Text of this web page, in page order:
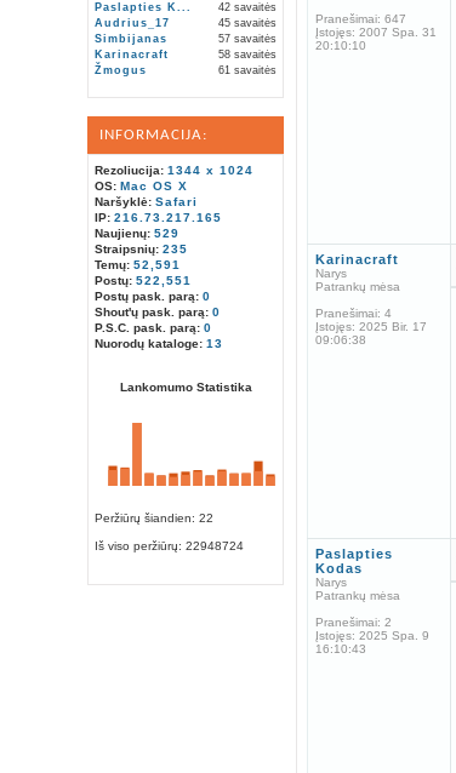
Paslapties K...
42 savaitės
Audrius_17
45 savaitės
Simbijanas
57 savaitės
Karinacraft
58 savaitės
Žmogus
61 savaitės
INFORMACIJA:
Rezoliucija: 1344 x 1024
OS: Mac OS X
Naršyklė: Safari
IP: 216.73.217.165
Naujienų: 529
Straipsnių: 235
Temų: 52,591
Postų: 522,551
Postų pask. parą: 0
Shout'ų pask. parą: 0
P.S.C. pask. parą: 0
Nuorodų kataloge: 13
Lankomumo Statistika
Peržiūrų šiandien: 22
Iš viso peržiūrų: 22948724
Pranešimai: 647
Įstojęs: 2007 Spa. 31
20:10:10
Karinacraft
Narys
Patrankų mėsa
Pranešimai: 4
Įstojęs: 2025 Bir. 17
09:06:38
Paslapties
Kodas
Narys
Patrankų mėsa
Pranešimai: 2
Įstojęs: 2025 Spa. 9
16:10:43